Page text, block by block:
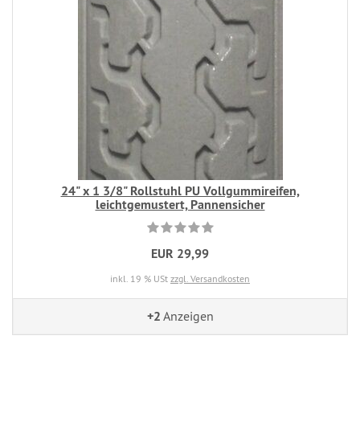
24" x 1 3/8" Rollstuhl PU Vollgummireifen,
leichtgemustert, Pannensicher
EUR 29,99
inkl. 19 % USt zzgl. Versandkosten
+2 Anzeigen